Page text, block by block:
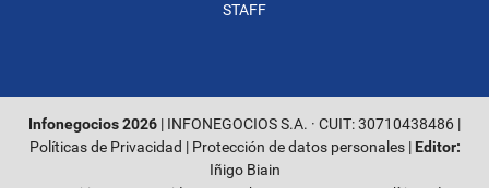
STAFF
Infonegocios 2026 | INFONEGOCIOS S.A. · CUIT: 30710438486 |
Políticas de Privacidad | Protección de datos personales| Editor:
Iñigo Biain